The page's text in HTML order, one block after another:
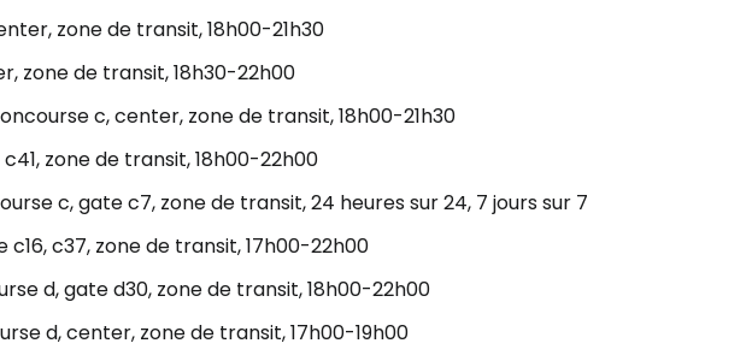
zone de transit, 18h00-21h30
zone de transit, 18h30-22h00
c, center, zone de transit, 18h00-21h30
zone de transit, 18h00-22h00
c, gate c7, zone de transit, 24 heures sur 24, 7 jours sur 7
c37, zone de transit, 17h00-22h00
d, gate d30, zone de transit, 18h00-22h00
d, center, zone de transit, 17h00-19h00